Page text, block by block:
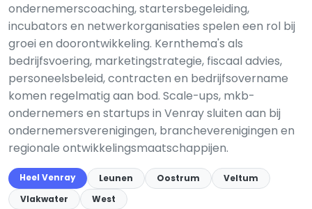
ondernemerscoaching, startersbegeleiding,
incubators en netwerkorganisaties spelen een rol bij
groei en doorontwikkeling. Kernthema's als
bedrijfsvoering, marketingstrategie, fiscaal advies,
personeelsbeleid, contracten en bedrijfsovername
komen regelmatig aan bod. Scale-ups, mkb-
ondernemers en startups in Venray sluiten aan bij
ondernemersverenigingen, brancheverenigingen en
regionale ontwikkelingsmaatschappijen.
Heel Venray Leunen Oostrum
Veltum
Vlakwater
West